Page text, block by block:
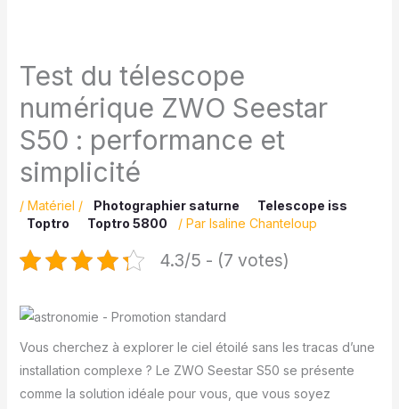
Test du télescope
numérique ZWO Seestar
S50 : performance et
simplicité
/ Matériel / Photographier saturne
Telescope iss
Toptro
Toptro 5800 / Par Isaline Chanteloup
4.3/5 - (7 votes)
Vous cherchez à explorer le ciel étoilé sans les tracas d’une
installation complexe ? Le ZWO Seestar S50 se présente
comme la solution idéale pour vous, que vous soyez